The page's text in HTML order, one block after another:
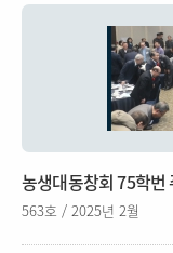
농생대동창회 75학번
563호 / 2025년 2월